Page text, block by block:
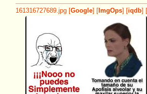
161316727689.jpg Google ImgOps iqdb